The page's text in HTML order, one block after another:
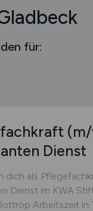
für:
Dienst
dich als
Dienst im KWA
Arbeitszeit in